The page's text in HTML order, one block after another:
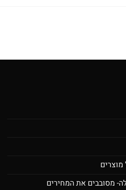
מסובבים את המחירים